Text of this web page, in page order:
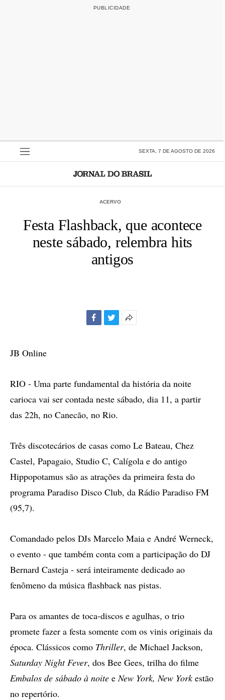
SEXTA, 7 DE AGOSTO DE 2026
ACERVO
Festa Flashback, que acontece
neste sábado, relembra hits
antigos
JB Online
RIO - Uma parte fundamental da história da noite
carioca vai ser contada neste sábado, dia 11, a partir
das 22h, no Canecão, no Rio.
Três discotecários de casas como Le Bateau, Chez
Castel, Papagaio, Studio C, Calígola e do antigo
Hippopotamus são as atrações da primeira festa do
programa Paradiso Disco Club, da Rádio Paradiso FM
(95,7).
Comandado pelos DJs Marcelo Maia e André Werneck,
o evento - que também conta com a participação do DJ
Bernard Casteja - será inteiramente dedicado ao
fenômeno da música flashback nas pistas.
Para os amantes de toca-discos e agulhas, o trio
promete fazer a festa somente com os vinis originais da
época. Clássicos como Thriller, de Michael Jackson,
Saturday Night Fever, dos Bee Gees, trilha do filme
Embalos de sábado à noite eNew York, New Yorkestão
no repertório.